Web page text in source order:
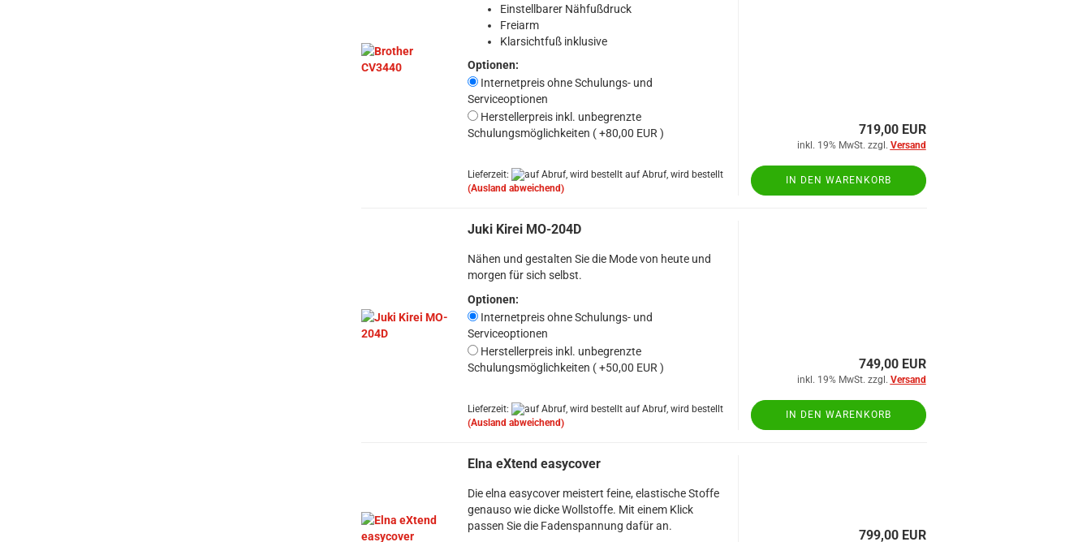
Einstellbarer Nähfußdruck
Freiarm
Klarsichtfuß inklusive
Optionen:
Internetpreis ohne Schulungs- und
Serviceoptionen
Herstellerpreis inkl. unbegrenzte
Schulungsmöglichkeiten ( +80,00 EUR )
Lieferzeit:
auf Abruf, wird bestellt
(Ausland abweichend)
719,00 EUR
inkl. 19% MwSt. zzgl. Versand
IN DEN WARENKORB
Juki Kirei MO-204D
Nähen und gestalten Sie die Mode von heute und
morgen für sich selbst.
Optionen:
Internetpreis ohne Schulungs- und
Serviceoptionen
Herstellerpreis inkl. unbegrenzte
Schulungsmöglichkeiten ( +50,00 EUR )
Lieferzeit:
auf Abruf, wird bestellt
(Ausland abweichend)
749,00 EUR
inkl. 19% MwSt. zzgl. Versand
IN DEN WARENKORB
Elna eXtend easycover
Die elna easycover meistert feine, elastische Stoffe
genauso wie dicke Wollstoffe. Mit einem Klick
passen Sie die Fadenspannung dafür an.
799,00 EUR